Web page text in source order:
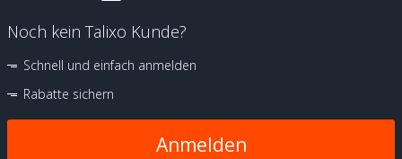
Noch kein Talixo Kunde?
Schnell und einfach anmelden
Rabatte sichern
Anmelden